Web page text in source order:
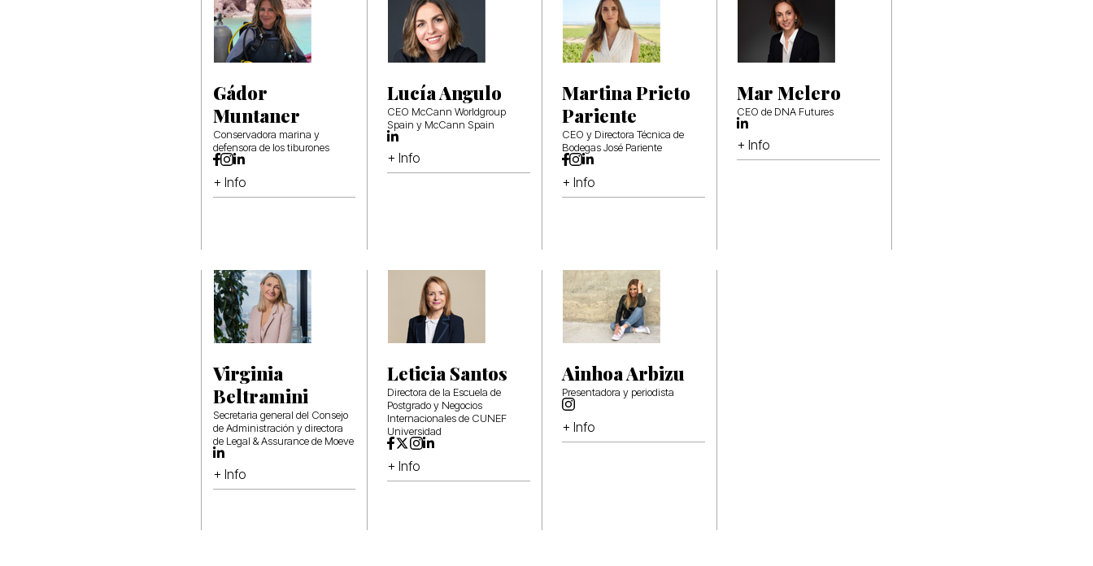
Gádor
Muntaner
Conservadora marina y
defensora de los tiburones
+ Info
Lucía Angulo
CEO McCann Worldgroup
Spain y McCann Spain
+ Info
Martina Prieto
Pariente
CEO y Directora Técnica de
Bodegas José Pariente
+ Info
Mar Melero
CEO de DNA Futures
+ Info
Virginia
Beltramini
Secretaria general del Consejo
de Administración y directora
de Legal & Assurance de Moeve
+ Info
Leticia Santos
Directora de la Escuela de
Postgrado y Negocios
Internacionales de CUNEF
Universidad
+ Info
Ainhoa Arbizu
Presentadora y periodista
+ Info